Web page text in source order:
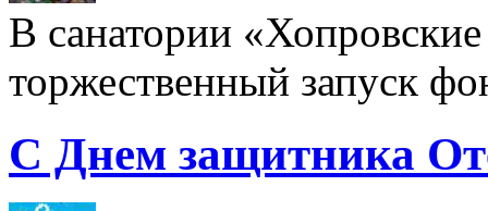
В санатории «Хопровские
торжественный запуск
С Днем защитника